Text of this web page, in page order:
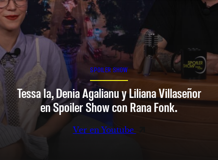
SPOILER SHOW
Tessa Ia, Denia Agalianu y Liliana Villaseñor
en Spoiler Show con Rana Fonk.
Ver en Youtube